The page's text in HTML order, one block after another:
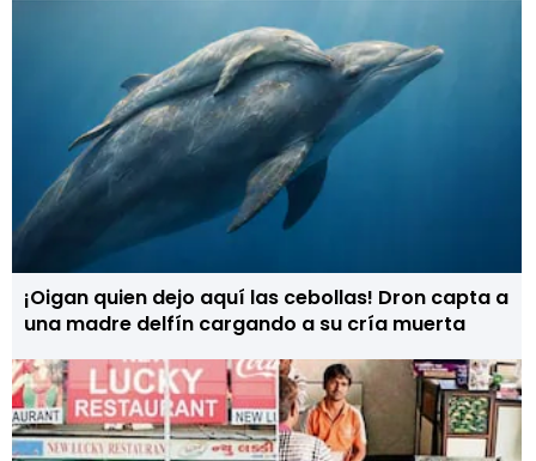
¡Oigan quien dejo aquí las cebollas! Dron capta a
una madre delfín cargando a su cría muerta